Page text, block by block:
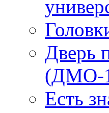
Дверь
(ДМО-
Есть